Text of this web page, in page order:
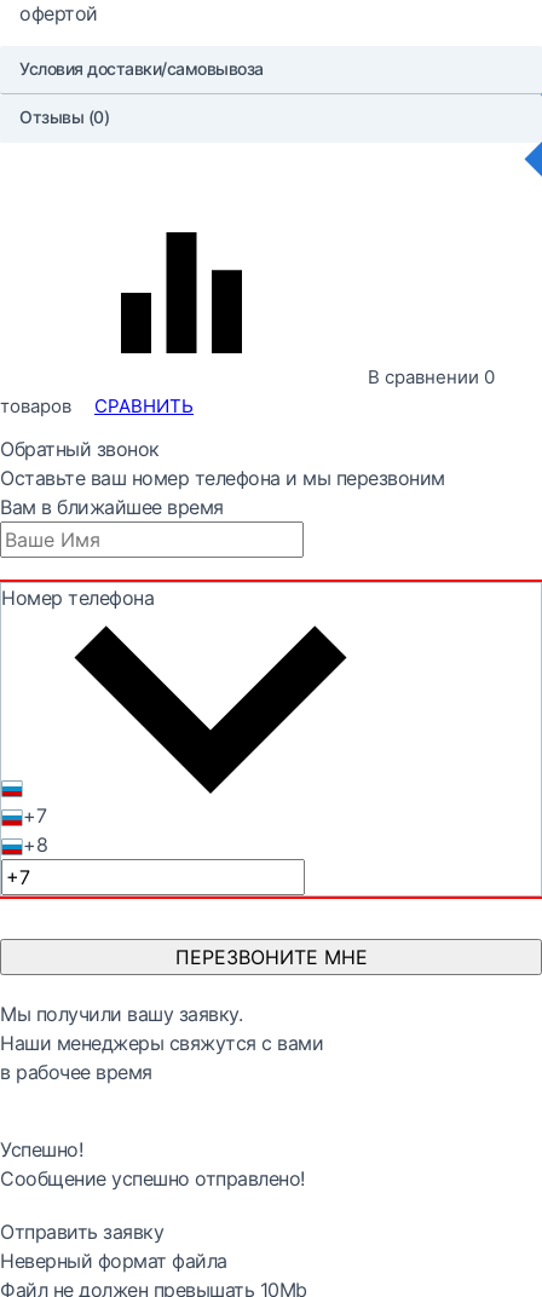
офертой
Условия доставки/самовывоза
Отзывы (0)
В сравнении 0
товаров
СРАВНИТЬ
Обратный звонок
Оставьте ваш номер телефона и мы перезвоним
Вам в ближайшее время
Номер телефона
+7
+8
ПЕРЕЗВОНИТЕ МНЕ
Мы получили вашу заявку.
Наши менеджеры свяжутся с вами
в рабочее время
Успешно!
Сообщение успешно отправлено!
Отправить заявку
Неверный формат файла
Файл не должен превышать 10Mb